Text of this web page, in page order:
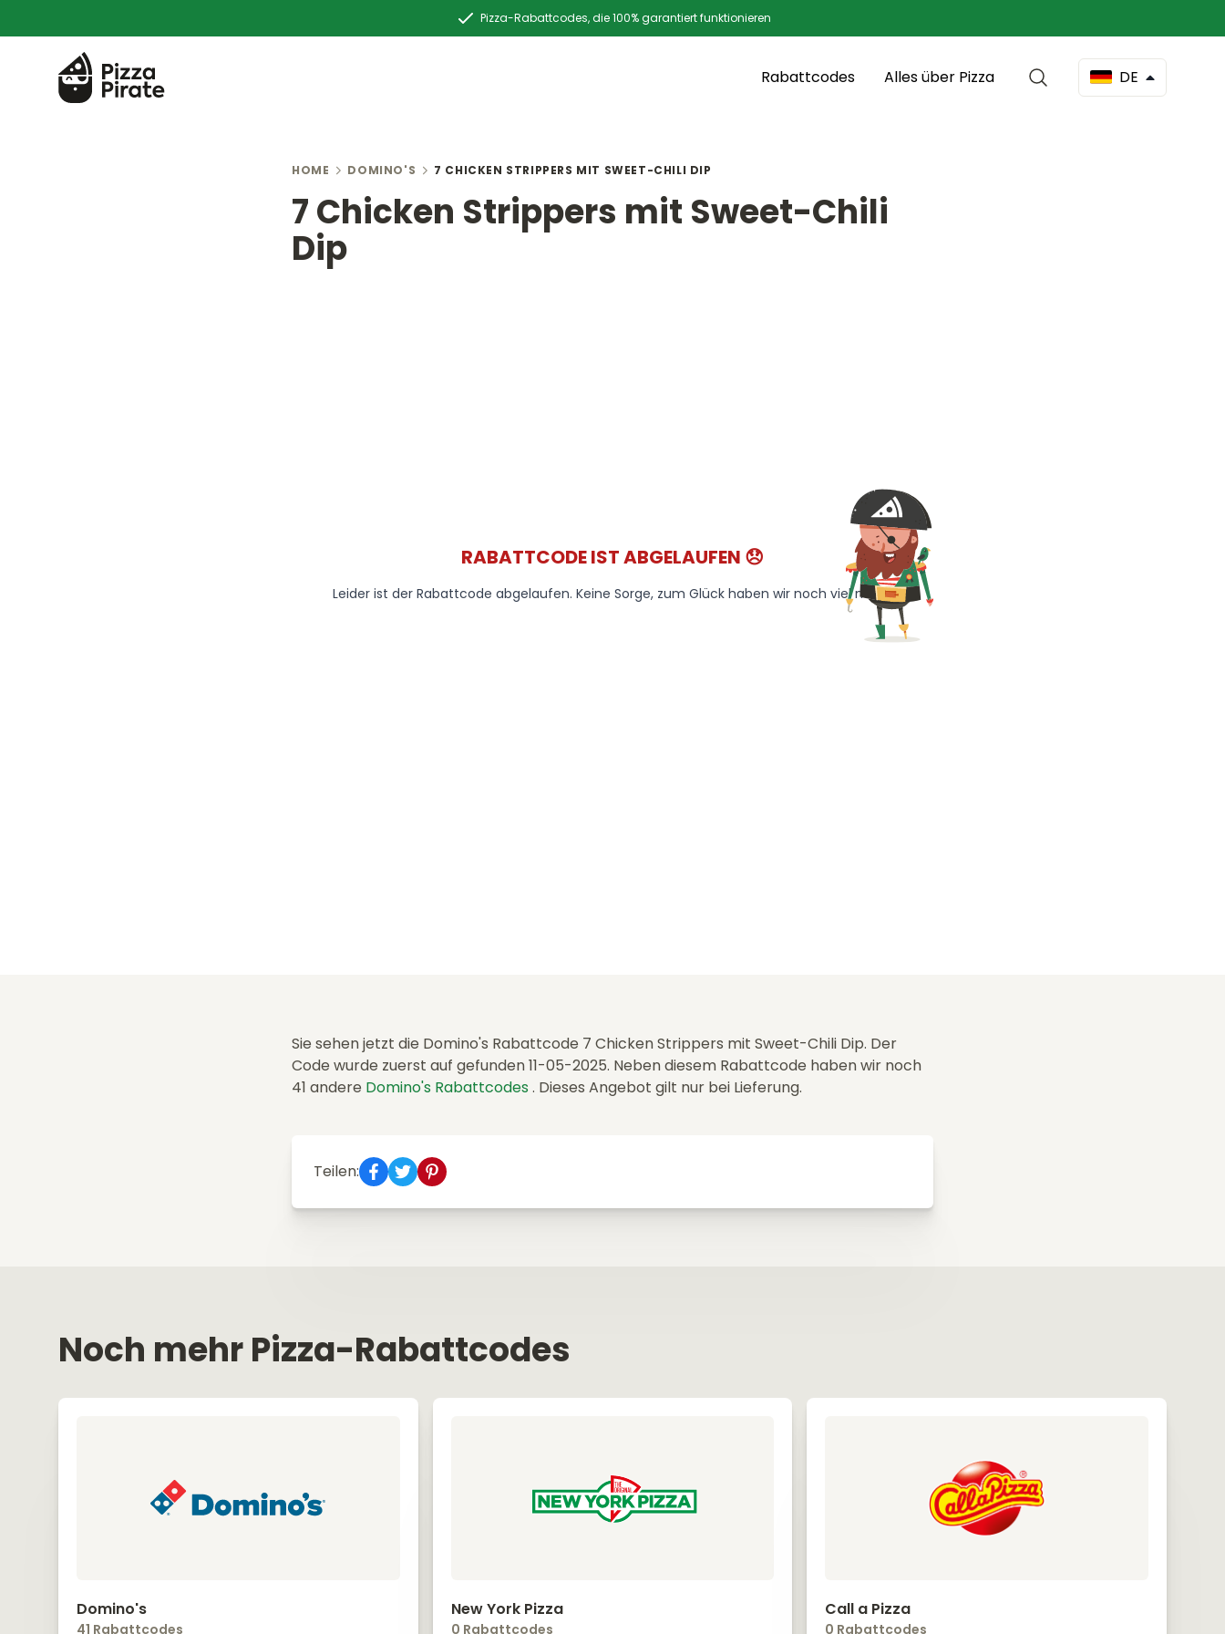
Pizza-Rabattcodes, die 100% garantiert funktionieren
Rabattcodes Alles über Pizza DE
HOME DOMINO'S 7 CHICKEN STRIPPERS MIT SWEET-CHILI DIP
7 Chicken Strippers mit Sweet-Chili
Dip
RABATTCODE IST ABGELAUFEN 😞
Leider ist der Rabattcode abgelaufen. Keine Sorge, zum Glück haben wir noch viel mehr!
Sie sehen jetzt die Domino's Rabattcode 7 Chicken Strippers mit Sweet-Chili Dip. Der
Code wurde zuerst auf gefunden 11-05-2025. Neben diesem Rabattcode haben wir noch
41 andere Domino's Rabattcodes . Dieses Angebot gilt nur bei Lieferung.
Teilen:
Noch mehr Pizza-Rabattcodes
Domino's
41 Rabattcodes
New York Pizza
0 Rabattcodes
Call a Pizza
0 Rabattcodes